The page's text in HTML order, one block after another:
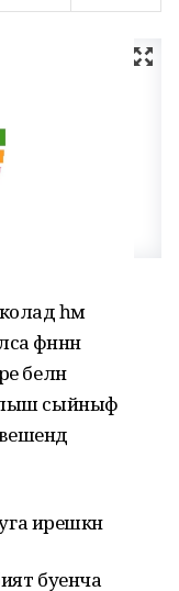
һәм
фәннән
белән
сыйныф
ирешкән
буенча